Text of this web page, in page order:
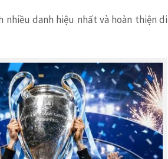
nhiều danh hiệu nhất và hoàn thiện di